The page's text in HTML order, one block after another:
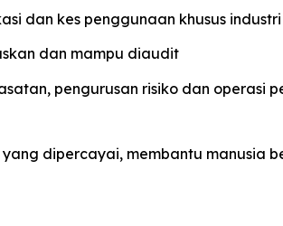
dan kes penggunaan khusus industri
dan mampu diaudit
pengurusan risiko dan operasi
dipercayai, membantu